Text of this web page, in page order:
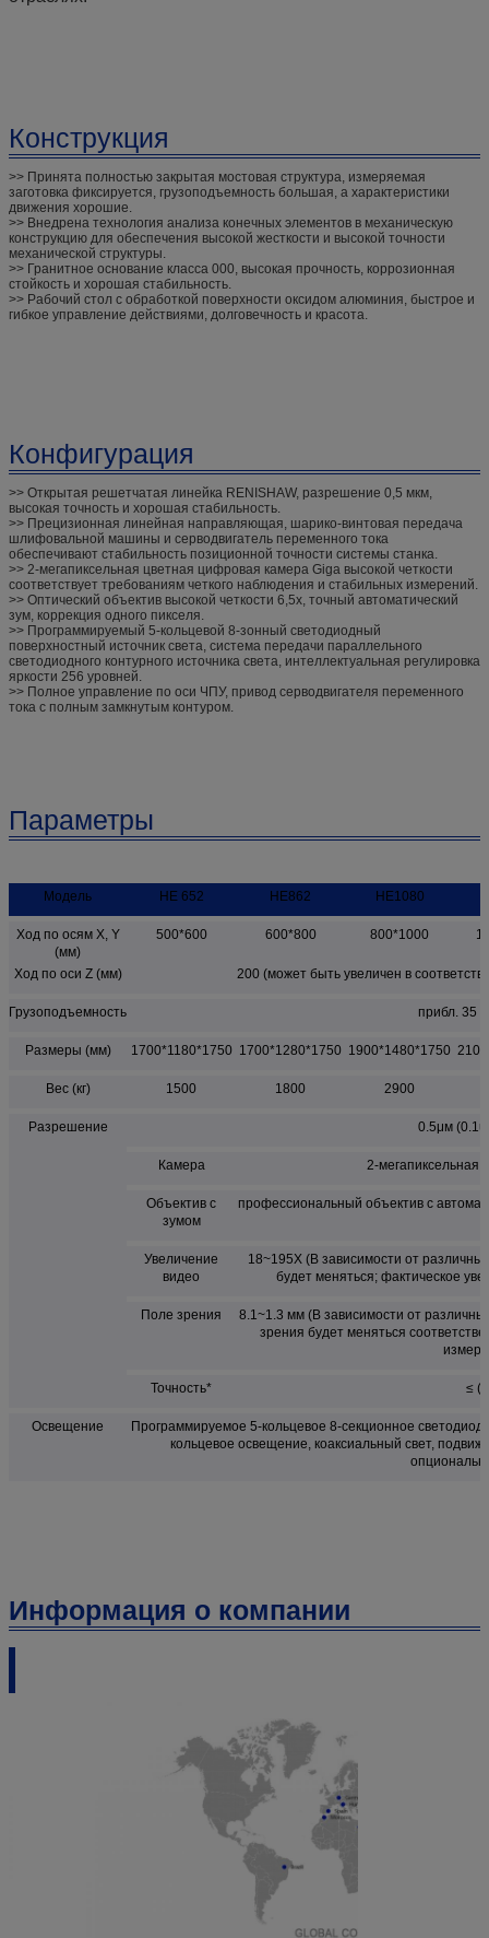
Конструкция
>> Принята полностью закрытая мостовая структура, измеряемая
заготовка фиксируется, грузоподъемность большая, а характеристики
движения хорошие.
>> Внедрена технология анализа конечных элементов в механическую
конструкцию для обеспечения высокой жесткости и высокой точности
механической структуры.
>> Гранитное основание класса 000, высокая прочность, коррозионная
стойкость и хорошая стабильность.
>> Рабочий стол с обработкой поверхности оксидом алюминия, быстрое и
гибкое управление действиями, долговечность и красота.
Конфигурация
>> Открытая решетчатая линейка RENISHAW, разрешение 0,5 мкм,
высокая точность и хорошая стабильность.
>> Прецизионная линейная направляющая, шарико-винтовая передача
шлифовальной машины и серводвигатель переменного тока
обеспечивают стабильность позиционной точности системы станка.
>> 2-мегапиксельная цветная цифровая камера Giga высокой четкости
соответствует требованиям четкого наблюдения и стабильных измерений.
>> Оптический объектив высокой четкости 6,5x, точный автоматический
зум, коррекция одного пикселя.
>> Программируемый 5-кольцевой 8-зонный светодиодный
поверхностный источник света, система передачи параллельного
светодиодного контурного источника света, интеллектуальная регулировка
яркости 256 уровней.
>> Полное управление по оси ЧПУ, привод серводвигателя переменного
тока с полным замкнутым контуром.
Параметры
Модель HE 652 HE862 HE1080
Ход по осям X, Y
(мм)
500*600 600*800 800*1000
Ход по оси Z (мм) 200 (может быть увеличен в
Грузоподъемность прибл. 35 кг
Размеры (мм) 1700*1180*1750 1700*1280*1750 1900*1480*1750
Вес (кг) 1500 1800 2900
Разрешение 0.5μм (0.1um
Камера 2-мегапиксельная
Объектив с
зумом
профессиональный объектив с
Увеличение
видео
18~195X (В зависимости от
будет меняться; фактическое
Поле зрения
8.1~1.3 мм (В зависимости от
зрения будет меняться
Точность* ≤
Освещение
Программируемое 5-кольцевое 8-секционное
кольцевое освещение, коаксиальный свет,
Информация о компании